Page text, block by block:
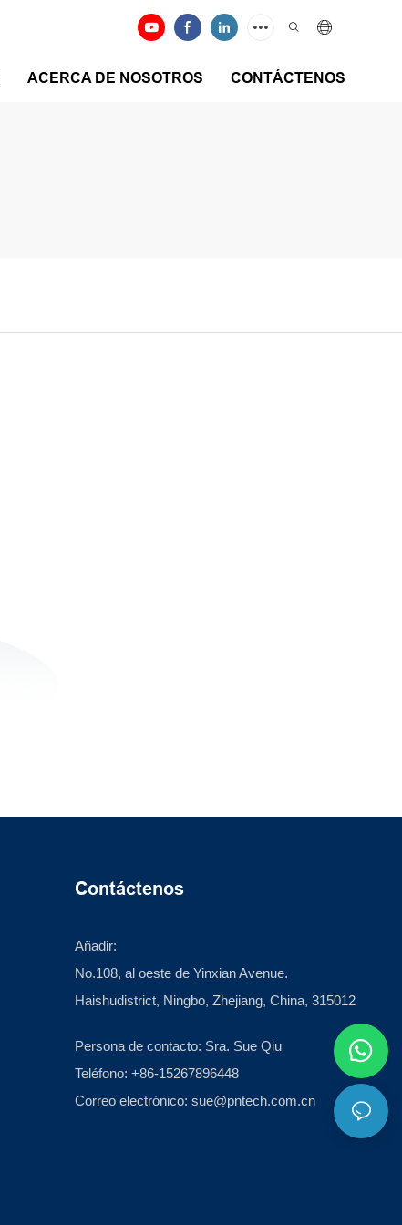
ACERCA DE NOSOTROS CONTÁCTENOS
Contáctenos
Añadir:
No.108, al oeste de Yinxian Avenue.
Haishudistrict, Ningbo, Zhejiang, China, 315012
Persona de contacto: Sra. Sue Qiu
Teléfono: +86-15267896448
Correo electrónico: sue@pntech.com.cn